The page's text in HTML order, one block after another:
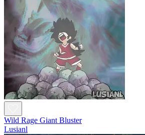
Wild Rage Giant Bluster
Lusianl